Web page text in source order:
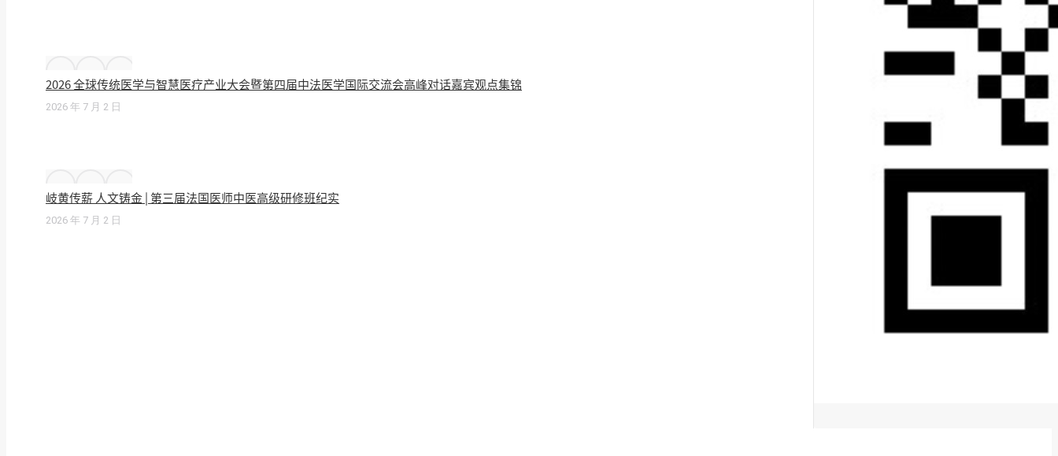
2026 全球传统医学与智慧医疗产业大会暨第四届中法医学国际交流会高峰对话嘉宾观点集锦
2026 年 7 月 2 日
岐黄传薪 人文铸金 | 第三届法国医师中医高级研修班纪实
2026 年 7 月 2 日